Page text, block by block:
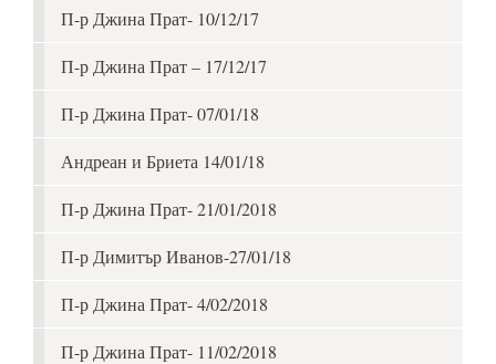
П-р Джина Прат- 10/12/17
П-р Джина Прат – 17/12/17
П-р Джина Прат- 07/01/18
Андреан и Бриета 14/01/18
П-р Джина Прат- 21/01/2018
П-р Димитър Иванов-27/01/18
П-р Джина Прат- 4/02/2018
П-р Джина Прат- 11/02/2018